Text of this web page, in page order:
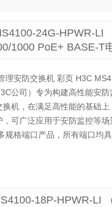
24G-HPWR-LI
1000 PoE+ BASE-T
理安防交换机 彩页 H3C
公司）专为构建高性能安
机，在满足高性能的基础上
可广泛应用于安防监控等
规格端口产品，所有端口均
18P-HPWR-LI